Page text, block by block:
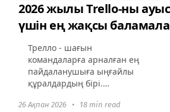
2026 жылы Trello-ны
үшін ең жақсы
Трелло - шағын
командаларға арналған ең
пайдаланушыға ыңғайлы
құралдардың бірі.
тақталары жұмыс
26 Ақпан 2026 • 18 min read